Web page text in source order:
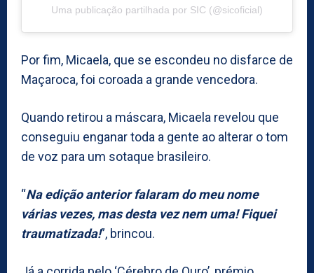
Uma publicação partilhada por SIC (@sicoficial)
Por fim, Micaela, que se escondeu no disfarce de
Maçaroca, foi coroada a grande vencedora.
Quando retirou a máscara, Micaela revelou que
conseguiu enganar toda a gente ao alterar o tom
de voz para um sotaque brasileiro.
“Na edição anterior falaram do meu nome
várias vezes, mas desta vez nem uma! Fiquei
traumatizada!”, brincou.